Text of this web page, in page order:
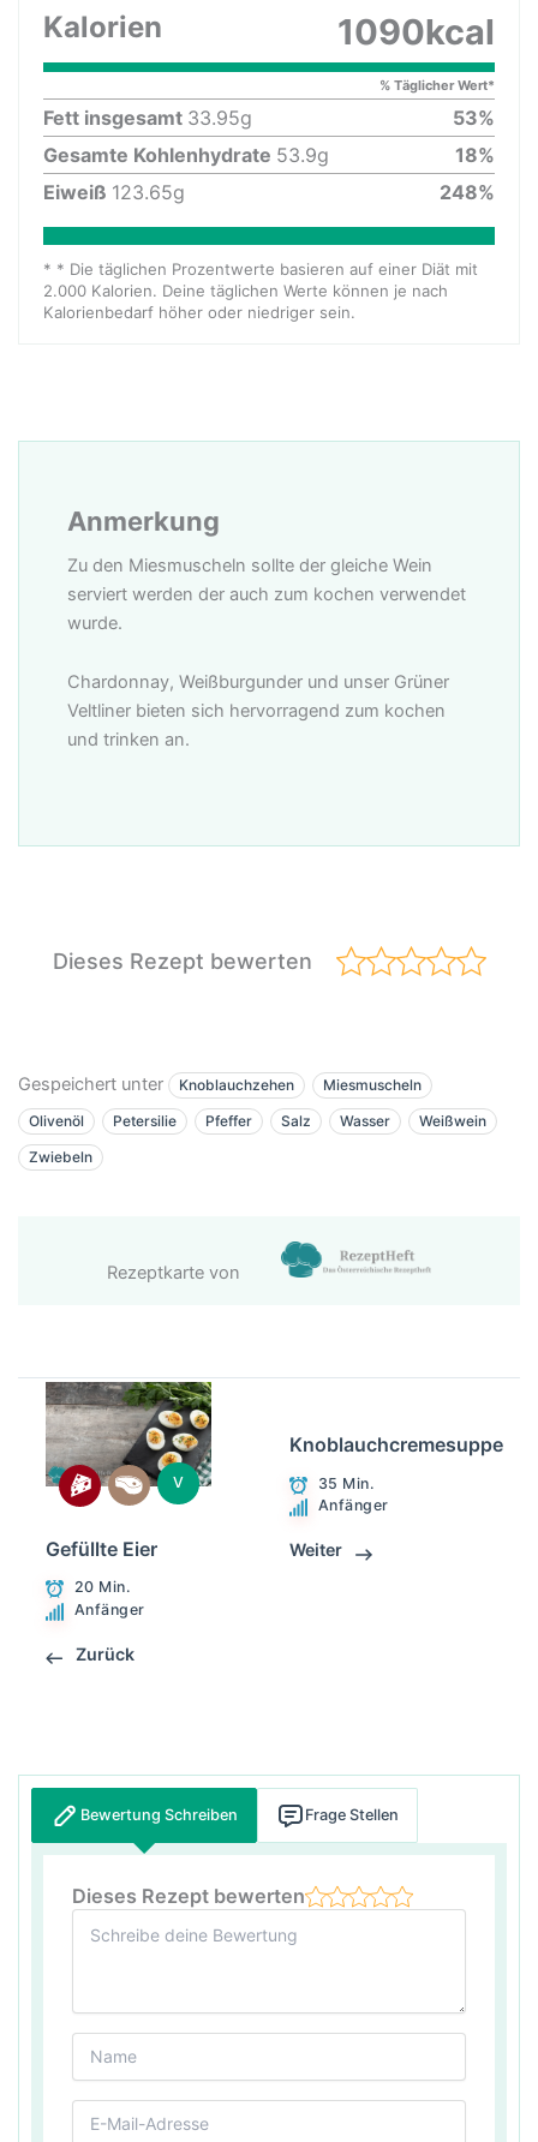
Kalorien 1090kcal
% Täglicher Wert*
Fett insgesamt 33.95g 53%
Gesamte Kohlenhydrate 53.9g 18%
Eiweiß 123.65g 248%
* * Die täglichen Prozentwerte basieren auf einer Diät mit
2.000 Kalorien. Deine täglichen Werte können je nach
Kalorienbedarf höher oder niedriger sein.
Anmerkung
Zu den Miesmuscheln sollte der gleiche Wein
serviert werden der auch zum kochen verwendet
wurde.
Chardonnay, Weißburgunder und unser Grüner
Veltliner bieten sich hervorragend zum kochen
und trinken an.
Dieses Rezept bewerten
Gespeichert unter Knoblauchzehen
Miesmuscheln
Olivenöl
Petersilie Pfeffer Salz Wasser
Weißwein
Zwiebeln
Rezeptkarte von
V
Gefüllte Eier
20 Min.
Anfänger
Zurück
Knoblauchcremesuppe
35 Min.
Anfänger
Weiter
Bewertung Schreiben Frage Stellen
Dieses Rezept bewerten